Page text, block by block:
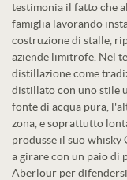
testimonia il fatto che
famiglia lavorando
costruzione di stalle,
aziende limitrofe. Nel
distillazione come
distillato con uno stile
fonte di acqua pura,
zona, e soprattutto
produsse il suo whisky
a girare con un paio di
Aberlour per